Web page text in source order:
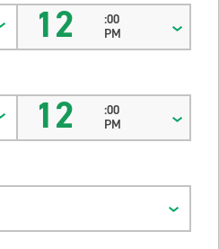
12
:00
PM
12
:00
PM